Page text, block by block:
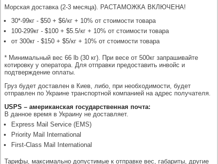
Морская доставка (2-3 месяца). РАСТАМОЖКА ВКЛЮЧЕНА!
30*-99кг - $50 + $6/кг + 10% от стоимости товара
100-299кг - $100 + $5.5/кг + 10% от стоимости товара
от 300кг - $150 + $5/кг + 10% от стоимости товара
* Минимальный вес 66 lb (30 кг). При весе от 500кг запрашивайте
котировку у оператора. Для отправки предоставить инвойс и
подтверждение оплаты.
Груз будет доставлен в Киев, либо, при необходимости, будет
отправлен по Украине транспортной компанией на адрес получателя.
USPS – американская государственная почта:
В данное время в Украину не доставляет.
Express Mail Service (EMS)
Priority Mail International
First-Class Mail International
Тарифы, максимально допустимые к отправке вес, габариты, другие